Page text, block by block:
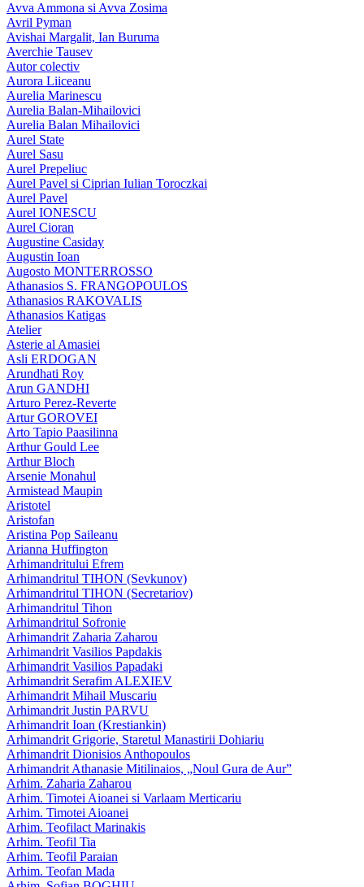
Avva Ammona si Avva Zosima
Avril Pyman
Avishai Margalit, Ian Buruma
Averchie Tausev
Autor colectiv
Aurora Liiceanu
Aurelia Marinescu
Aurelia Balan-Mihailovici
Aurelia Balan Mihailovici
Aurel State
Aurel Sasu
Aurel Prepeliuc
Aurel Pavel si Ciprian Iulian Toroczkai
Aurel Pavel
Aurel IONESCU
Aurel Cioran
Augustine Casiday
Augustin Ioan
Augosto MONTERROSSO
Athanasios S. FRANGOPOULOS
Athanasios RAKOVALIS
Athanasios Katigas
Atelier
Asterie al Amasiei
Asli ERDOGAN
Arundhati Roy
Arun GANDHI
Arturo Perez-Reverte
Artur GOROVEI
Arto Tapio Paasilinna
Arthur Gould Lee
Arthur Bloch
Arsenie Monahul
Armistead Maupin
Aristotel
Aristofan
Aristina Pop Saileanu
Arianna Huffington
Arhimandritului Efrem
Arhimandritul TIHON (Sevkunov)
Arhimandritul TIHON (Secretariov)
Arhimandritul Tihon
Arhimandritul Sofronie
Arhimandrit Zaharia Zaharou
Arhimandrit Vasilios Papdakis
Arhimandrit Vasilios Papadaki
Arhimandrit Serafim ALEXIEV
Arhimandrit Mihail Muscariu
Arhimandrit Justin PARVU
Arhimandrit Ioan (Krestiankin)
Arhimandrit Grigorie, Staretul Manastirii Dohiariu
Arhimandrit Dionisios Anthopoulos
Arhimandrit Athanasie Mitilinaios, „Noul Gura de Aur”
Arhim. Zaharia Zaharou
Arhim. Timotei Aioanei si Varlaam Merticariu
Arhim. Timotei Aioanei
Arhim. Teofilact Marinakis
Arhim. Teofil Tia
Arhim. Teofil Paraian
Arhim. Teofan Mada